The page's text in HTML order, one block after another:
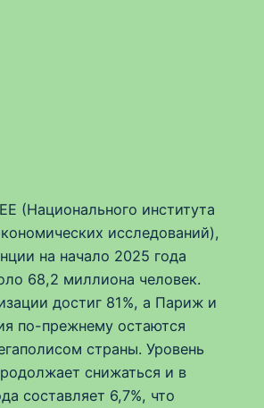
(Национального института
исследований),
на начало 2025 года
68,2 миллиона человек.
достиг 81%, а Париж и
по-прежнему остаются
страны. Уровень
снижаться и в
составляет 6,7%, что